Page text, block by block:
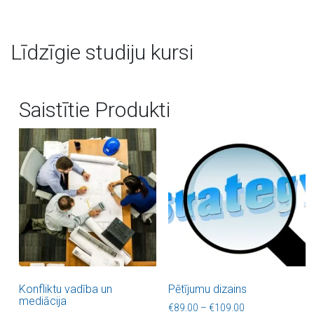
Līdzīgie studiju kursi
Saistītie Produkti
Konfliktu vadība un
mediācija
Pētījumu dizains
€89.00 – €109.00Price range: